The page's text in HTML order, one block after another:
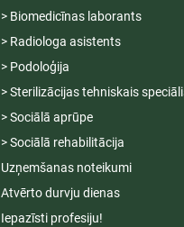
> Biomedicīnas laborants
> Radiologa asistents
> Podoloģija
> Sterilizācijas tehniskais
> Sociālā aprūpe
> Sociālā rehabilitācija
Uzņemšanas noteikumi
Atvērto durvju dienas
Iepazīsti profesiju!